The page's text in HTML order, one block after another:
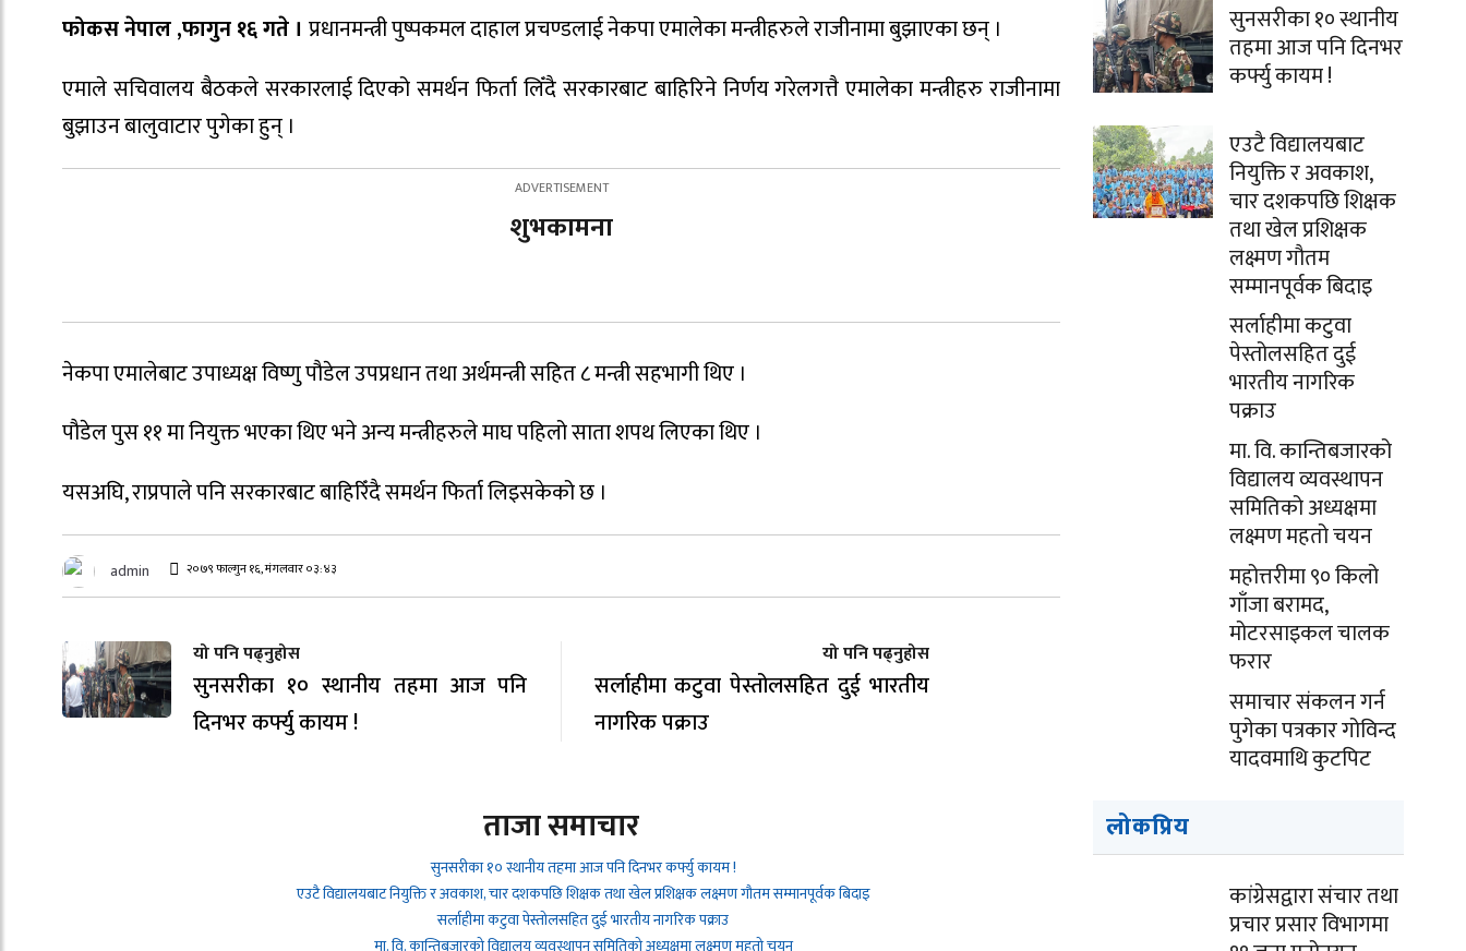
फोकस नेपाल ,फागुन १६ गते । प्रधानमन्त्री पुष्पकमल दाहाल प्रचण्डलाई नेकपा एमालेका मन्त्रीहरुले राजीनामा बुझाएका छन् ।
एमाले सचिवालय बैठकले सरकारलाई दिएको समर्थन फिर्ता लिँदै सरकारबाट बाहिरिने निर्णय गरेलगत्तै एमालेका मन्त्रीहरु राजीनामा
बुझाउन बालुवाटार पुगेका हुन् ।
शुभकामना
नेकपा एमालेबाट उपाध्यक्ष विष्णु पौडेल उपप्रधान तथा अर्थमन्त्री सहित ८ मन्त्री सहभागी थिए ।
पौडेल पुस ११ मा नियुक्त भएका थिए भने अन्य मन्त्रीहरुले माघ पहिलो साता शपथ लिएका थिए ।
यसअघि, राप्रपाले पनि सरकारबाट बाहिरिँदै समर्थन फिर्ता लिइसकेको छ ।
admin २०७९ फाल्गुन १६, मंगलवार ०३:४३
यो पनि पढ्नुहोस
सुनसरीका १० स्थानीय तहमा आज पनि
दिनभर कर्फ्यु कायम !
यो पनि पढ्नुहोस
सर्लाहीमा कटुवा पेस्तोलसहित दुई भारतीय
नागरिक पक्राउ
ताजा समाचार
सुनसरीका १० स्थानीय तहमा आज पनि दिनभर कर्फ्यु कायम !
एउटै विद्यालयबाट नियुक्ति र अवकाश, चार दशकपछि शिक्षक तथा खेल प्रशिक्षक लक्ष्मण गौतम सम्मानपूर्वक बिदाइ
सर्लाहीमा कटुवा पेस्तोलसहित दुई भारतीय नागरिक पक्राउ
सुनसरीका १० स्थानीय
तहमा आज पनि दिनभर
कर्फ्यु कायम !
एउटै विद्यालयबाट
नियुक्ति र अवकाश,
चार दशकपछि शिक्षक
तथा खेल प्रशिक्षक
लक्ष्मण गौतम
सम्मानपूर्वक बिदाइ
सर्लाहीमा कटुवा
पेस्तोलसहित दुई
भारतीय नागरिक
पक्राउ
मा. वि. कान्तिबजारको
विद्यालय व्यवस्थापन
समितिको अध्यक्षमा
लक्ष्मण महतो चयन
महोत्तरीमा ९० किलो
गाँजा बरामद,
मोटरसाइकल चालक
फरार
समाचार संकलन गर्न
पुगेका पत्रकार गोविन्द
यादवमाथि कुटपिट
लोकप्रिय
कांग्रेसद्वारा संचार तथा
प्रचार प्रसार विभागमा